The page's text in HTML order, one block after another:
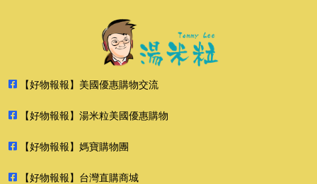
【好物報報】美國優惠購物交流
【好物報報】湯米粒美國優惠購物
【好物報報】媽寶購物團
【好物報報】台灣直購商城